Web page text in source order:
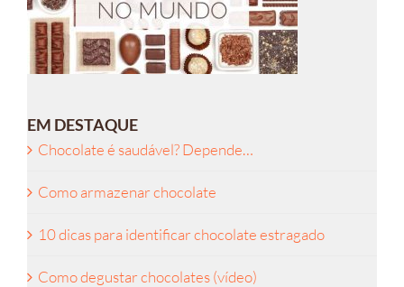
EM DESTAQUE
Chocolate é saudável? Depende…
Como armazenar chocolate
10 dicas para identificar chocolate estragado
Como degustar chocolates (vídeo)